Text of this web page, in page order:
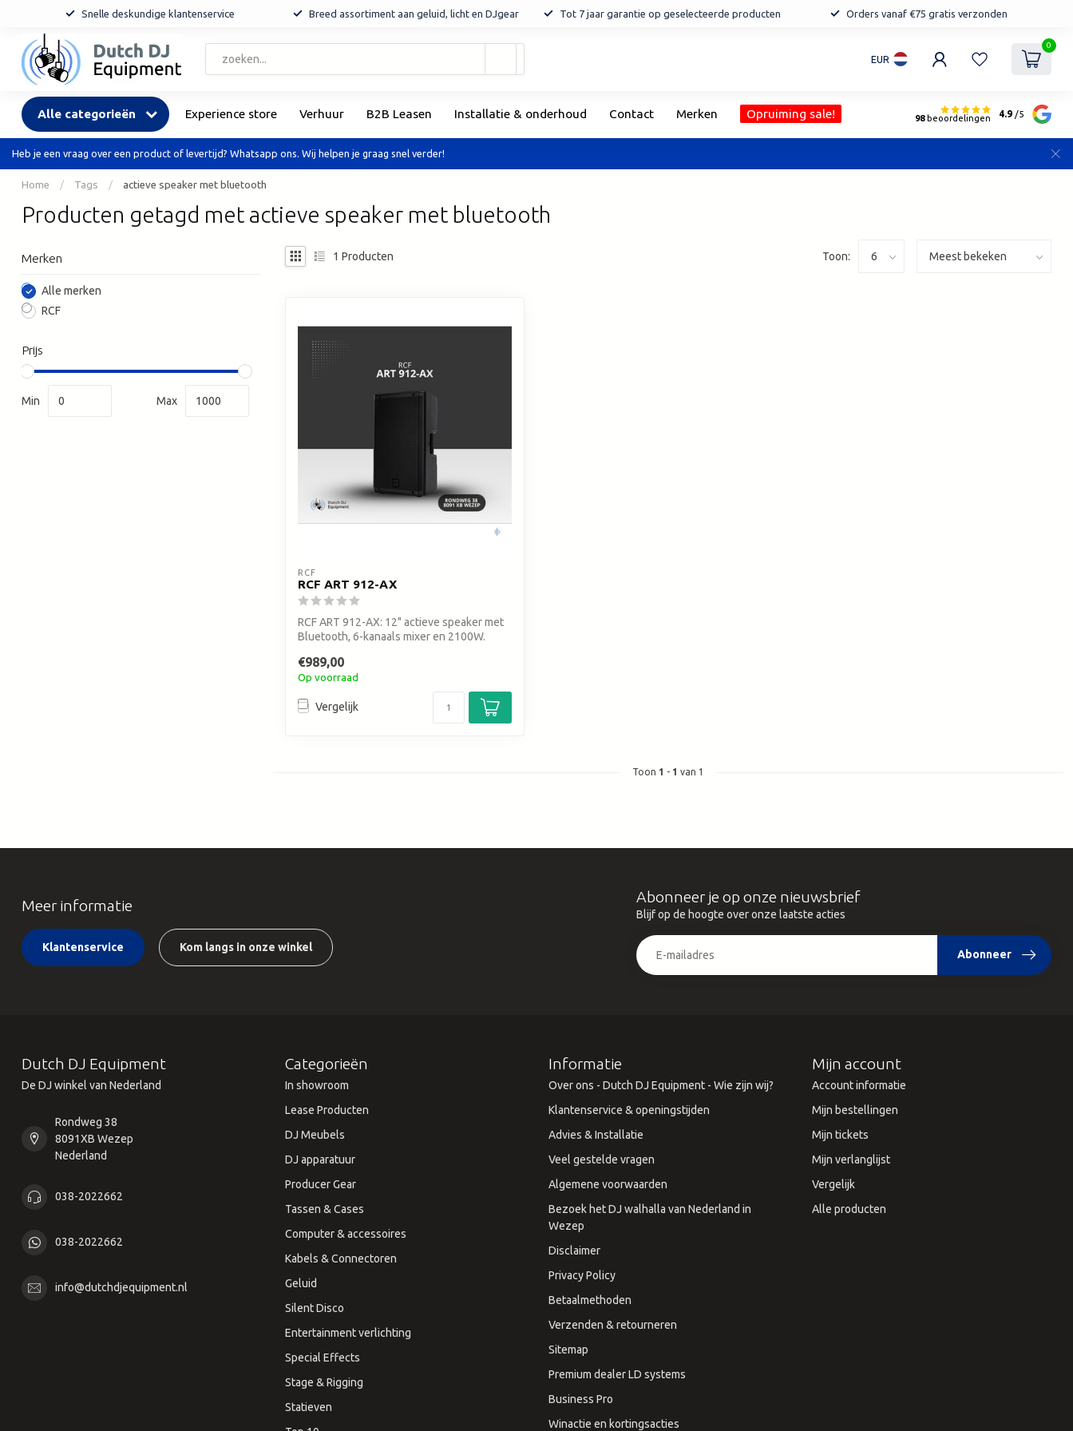
Snelle deskundige klantenservice Breed assortiment aan geluid, licht en DJgear Tot 7 jaar garantie op geselecteerde producten Orders vanaf €75 gratis verzonden
en
een
te
EUR
0
Alle categorieën Experience store Verhuur B2B Leasen Installatie & onderhoud Contact Merken Opruiming sale! 98beoordelingen 4.9 /5
Heb je een vraag over een product of levertijd? Whatsapp ons. Wij helpen je graag snel verder!
Home / Tags / actieve speaker met bluetooth
Producten getagd met actieve speaker met bluetooth
Merken
Alle merken
RCF
Prijs
Min Max
1 Producten Toon:
RCF
RCF ART 912-AX
RCF ART 912-AX: 12" actieve speaker met
Bluetooth, 6-kanaals mixer en 2100W.
€989,00
Op voorraad
Vergelijk
Toon 1 - 1 van 1
Meer informatie
Klantenservice Kom langs in onze winkel
Abonneer je op onze nieuwsbrief
Blijf op de hoogte over onze laatste acties
Abonneer
Dutch DJ Equipment
De DJ winkel van Nederland
Rondweg 38
8091XB Wezep
Nederland
038-2022662
038-2022662
info@dutchdjequipment.nl
Categorieën
In showroom
Lease Producten
DJ Meubels
DJ apparatuur
Producer Gear
Tassen & Cases
Computer & accessoires
Kabels & Connectoren
Geluid
Silent Disco
Entertainment verlichting
Special Effects
Stage & Rigging
Statieven
Informatie
Over ons - Dutch DJ Equipment - Wie zijn wij?
Klantenservice & openingstijden
Advies & Installatie
Veel gestelde vragen
Algemene voorwaarden
Bezoek het DJ walhalla van Nederland in
Wezep
Disclaimer
Privacy Policy
Betaalmethoden
Verzenden & retourneren
Sitemap
Premium dealer LD systems
Business Pro
Winactie en kortingsacties
Mijn account
Account informatie
Mijn bestellingen
Mijn tickets
Mijn verlanglijst
Vergelijk
Alle producten